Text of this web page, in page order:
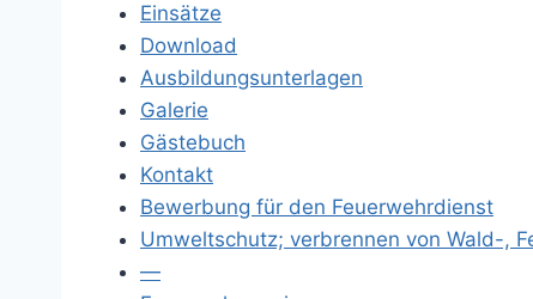
Einsätze
Download
Ausbildungsunterlagen
Galerie
Gästebuch
Kontakt
Bewerbung für den Feuerwehrdienst
Umweltschutz; verbrennen von Wald-,
—